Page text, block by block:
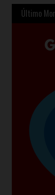
Último
»